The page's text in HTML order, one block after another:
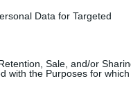
Data for Targeted
Sale, and/or
with the Purposes for